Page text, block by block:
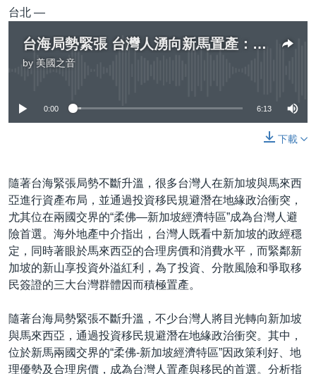
美國專訊
視頻存檔
新聞音頻
海外港人
建國史話
國語
關注我們
其他語言網站
台北 —
台海局勢緊張 台灣人湧向新馬置產：柔佛經濟特區成避險與移民首選
by 美國之音
0:00 6:13
下載
隨著台海緊張局勢不斷升溫，很多台灣人在新加坡與馬來西
亞進行資產布局，並通過投資移民規避潛在地緣政治衝突，
尤其位在兩國交界的“柔佛—新加坡經濟特區”成為台灣人避
險首選。海外地產中介指出，台灣人既看中新加坡的政經穩
定，同時著眼於馬來西亞的合理房價和消費水平，而緊鄰新
加坡的新山享投資外溢紅利，為了投資、分散風險和爭取移
民簽證的三大台灣群體因而積極置產。
隨著台海局勢緊張不斷升溫，不少台灣人將目光轉向新加坡
與馬來西亞，通過投資移民規避潛在地緣政治衝突。其中，
位於新馬兩國交界的“柔佛-新加坡經濟特區”因政策利好、地
理優勢及合理房價，成為台灣人置產與移民的首選。分析指